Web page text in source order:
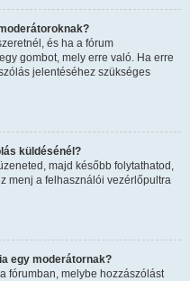
és ha a fórum
gombot, mely erre való. Ha erre
jelentéséhez szükséges
küldésénél?
majd később folytathatod,
menj a felhasználói vezérlőpultra
egy moderátornak?
fórumban, melybe hozzászólást